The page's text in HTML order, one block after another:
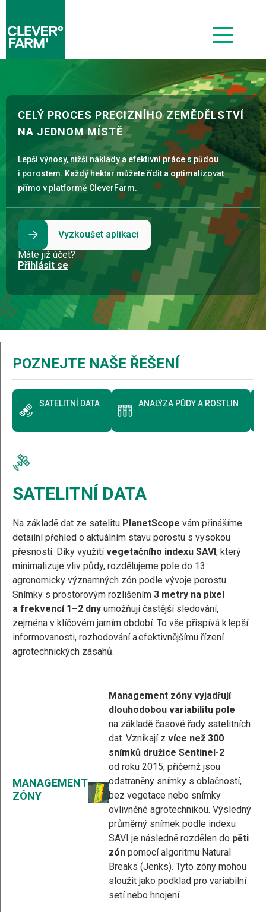
CELÝ PROCES PRECIZNÍHO ZEMĚDĚLSTVÍ
NA JEDNOM MÍSTĚ
Lepší výnosy, nižší náklady a efektivní práce s půdou
i porostem. Každý hektar můžete řídit a optimalizovat
přímo v platformě CleverFarm.
Vyzkoušet aplikaci
Máte již účet?
Přihlásit se
POZNEJTE NAŠE ŘEŠENÍ
SATELITNÍ DATA ANALÝZA PŮDY A ROSTLIN
SATELITNÍ DATA
Na základě dat ze satelitu PlanetScope vám přinášíme
detailní přehled o aktuálním stavu porostu s vysokou
přesností. Díky využitívegetačního indexu SAVI, který
minimalizuje vliv půdy, rozdělujeme pole do 13
agronomicky významných zón podle vývoje porostu.
Snímky s prostorovým rozlišením 3 metry na pixel
a frekvencí 1–2 dny umožňují častější sledování,
zejména v klíčovém jarním období. To vše přispívá k lepší
informovanosti, rozhodování a efektivnějšímu řízení
agrotechnických zásahů.
MANAGEMENT
ZÓNY
Management zóny vyjadřují
dlouhodobou variabilitu pole
na základě časové řady satelitních
dat. Vznikají z více než 300
snímků družice Sentinel-2
od roku 2015, přičemž jsou
odstraněny snímky s oblačností,
bez vegetace nebo snímky
ovlivněné agrotechnikou. Výsledný
průměrný snímek podle indexu
SAVI je následně rozdělen do pěti
zón pomocí algoritmu Natural
Breaks (Jenks). Tyto zóny mohou
sloužit jako podklad pro variabilní
setí nebo hnojení.